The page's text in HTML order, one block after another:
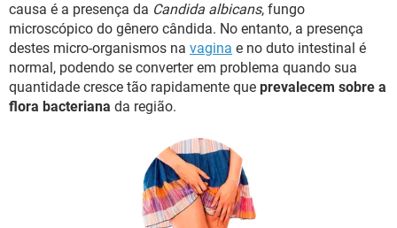
SEXUALIDADE
GLOSSÁRIO
causa é a presença da Candida albicans, fungo
microscópico do gênero cândida. No entanto, a presença
destes micro-organismos na vagina e no duto intestinal é
normal, podendo se converter em problema quando sua
quantidade cresce tão rapidamente que prevalecem sobre a
flora bacteriana da região.